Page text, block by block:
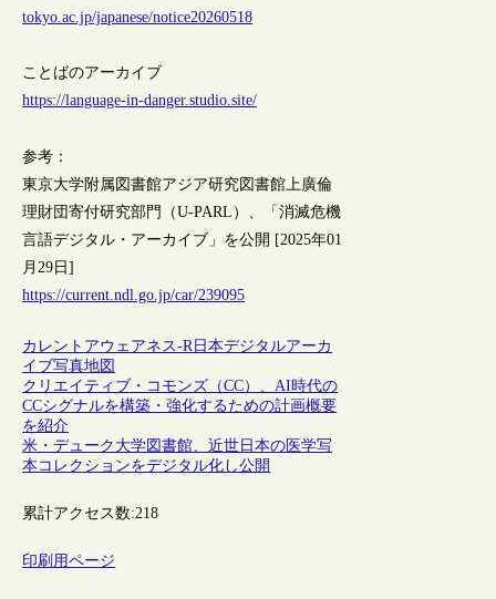
tokyo.ac.jp/japanese/notice20260518
ことばのアーカイブ
https://language-in-danger.studio.site/
参考：
東京大学附属図書館アジア研究図書館上廣倫
理財団寄付研究部門（U-PARL）、「消滅危機
言語デジタル・アーカイブ」を公開 [2025年01
月29日]
https://current.ndl.go.jp/car/239095
カレントアウェアネス-R 日本デジタルアーカ
イブ写真地図
クリエイティブ・コモンズ（CC）、AI時代の
CCシグナルを構築・強化するための計画概要
を紹介
米・デューク大学図書館、近世日本の医学写
本コレクションをデジタル化し公開
累計アクセス数:218
印刷用ページ